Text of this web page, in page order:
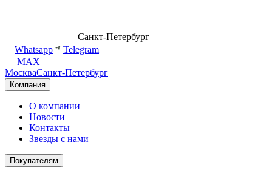
Санкт-Петербург
Whatsapp
Telegram
MAX
МоскваСанкт-Петербург
Компания
О компании
Новости
Контакты
Звезды с нами
Покупателям